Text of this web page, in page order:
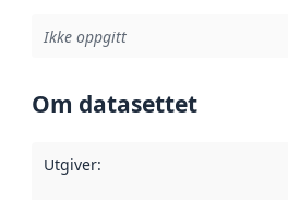
Ikke oppgitt
Om datasettet
Utgiver: